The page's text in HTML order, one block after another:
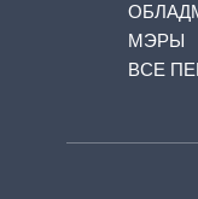
МЭРЫ
ВСЕ